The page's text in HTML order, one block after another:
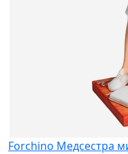
Forchino Медсестра